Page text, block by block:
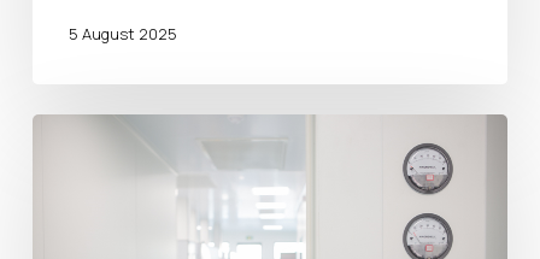
5 August 2025